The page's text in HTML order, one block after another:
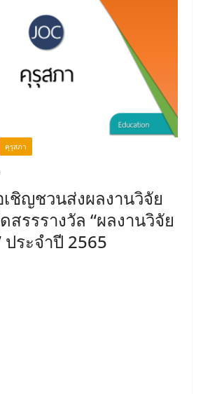
คุรุสภา
ชิญชวนส่งผลงานวิจัย
สรรรางวัล “ผลงานวิจัย
ระจำปี 2565